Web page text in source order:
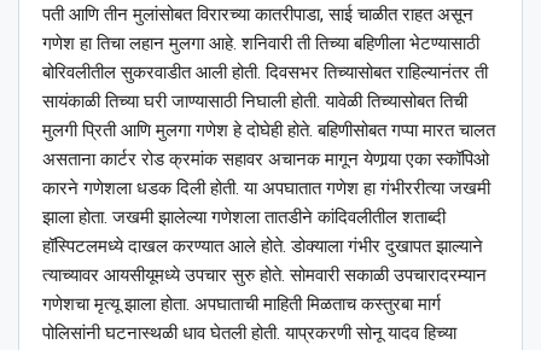
पती आणि तीन मुलांसोबत विरारच्या कातरीपाडा, साई चाळीत राहत असून
गणेश हा तिचा लहान मुलगा आहे. शनिवारी ती तिच्या बहिणीला भेटण्यासाठी
बोरिवलीतील सुकरवाडीत आली होती. दिवसभर तिच्यासोबत राहिल्यानंतर ती
सायंकाळी तिच्या घरी जाण्यासाठी निघाली होती. यावेळी तिच्यासोबत तिची
मुलगी प्रिती आणि मुलगा गणेश हे दोघेही होते. बहिणीसोबत गप्पा मारत चालत
असताना कार्टर रोड क्रमांक सहावर अचानक मागून येणार्‍या एका स्कॉपिओ
कारने गणेशला धडक दिली होती. या अपघातात गणेश हा गंभीररीत्या जखमी
झाला होता. जखमी झालेल्या गणेशला तातडीने कांदिवलीतील शताब्दी
हॉस्पिटलमध्ये दाखल करण्यात आले होते. डोक्याला गंभीर दुखापत झाल्याने
त्याच्यावर आयसीयूमध्ये उपचार सुरु होते. सोमवारी सकाळी उपचारादरम्यान
गणेशचा मृत्यू झाला होता. अपघाताची माहिती मिळताच कस्तुरबा मार्ग
पोलिसांनी घटनास्थळी धाव घेतली होती. याप्रकरणी सोनू यादव हिच्या